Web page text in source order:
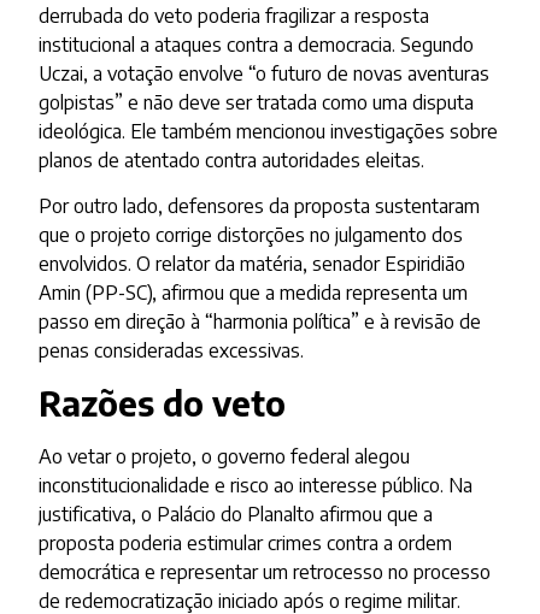
derrubada do veto poderia fragilizar a resposta
institucional a ataques contra a democracia. Segundo
Uczai, a votação envolve “o futuro de novas aventuras
golpistas” e não deve ser tratada como uma disputa
ideológica. Ele também mencionou investigações sobre
planos de atentado contra autoridades eleitas.
Por outro lado, defensores da proposta sustentaram
que o projeto corrige distorções no julgamento dos
envolvidos. O relator da matéria, senador Espiridião
Amin (PP-SC), afirmou que a medida representa um
passo em direção à “harmonia política” e à revisão de
penas consideradas excessivas.
Razões do veto
Ao vetar o projeto, o governo federal alegou
inconstitucionalidade e risco ao interesse público. Na
justificativa, o Palácio do Planalto afirmou que a
proposta poderia estimular crimes contra a ordem
democrática e representar um retrocesso no processo
de redemocratização iniciado após o regime militar.